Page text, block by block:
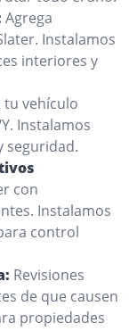
Agrega
Instalamos
interiores y
tu vehículo
Instalamos
seguridad.
con
Instalamos
control
Revisiones
de que causen
propiedades